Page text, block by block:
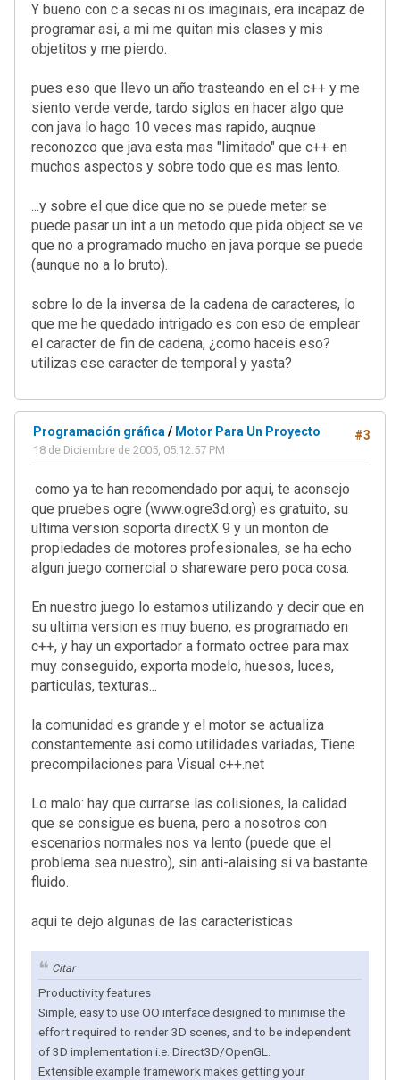
Y bueno con c a secas ni os imaginais, era incapaz de
programar asi, a mi me quitan mis clases y mis
objetitos y me pierdo.
pues eso que llevo un año trasteando en el c++ y me
siento verde verde, tardo siglos en hacer algo que
con java lo hago 10 veces mas rapido, auqnue
reconozco que java esta mas "limitado" que c++ en
muchos aspectos y sobre todo que es mas lento.
...y sobre el que dice que no se puede meter se
puede pasar un int a un metodo que pida object se ve
que no a programado mucho en java porque se puede
(aunque no a lo bruto).
sobre lo de la inversa de la cadena de caracteres, lo
que me he quedado intrigado es con eso de emplear
el caracter de fin de cadena, ¿como haceis eso?
utilizas ese caracter de temporal y yasta?
#3
Programación gráfica / Motor Para Un Proyecto
18 de Diciembre de 2005, 05:12:57 PM
como ya te han recomendado por aqui, te aconsejo
que pruebes ogre (www.ogre3d.org) es gratuito, su
ultima version soporta directX 9 y un monton de
propiedades de motores profesionales, se ha echo
algun juego comercial o shareware pero poca cosa.
En nuestro juego lo estamos utilizando y decir que en
su ultima version es muy bueno, es programado en
c++, y hay un exportador a formato octree para max
muy conseguido, exporta modelo, huesos, luces,
particulas, texturas...
la comunidad es grande y el motor se actualiza
constantemente asi como utilidades variadas, Tiene
precompilaciones para Visual c++.net
Lo malo: hay que currarse las colisiones, la calidad
que se consigue es buena, pero a nosotros con
escenarios normales nos va lento (puede que el
problema sea nuestro), sin anti-alaising si va bastante
fluido.
aqui te dejo algunas de las caracteristicas
Citar
Productivity features
Simple, easy to use OO interface designed to minimise the
effort required to render 3D scenes, and to be independent
of 3D implementation i.e. Direct3D/OpenGL.
Extensible example framework makes getting your